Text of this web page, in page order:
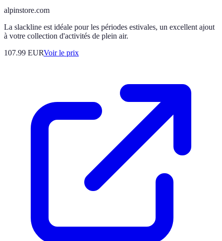
alpinstore.com
La slackline est idéale pour les périodes estivales, un excellent ajout
à votre collection d'activités de plein air.
107.99 EURVoir le prix